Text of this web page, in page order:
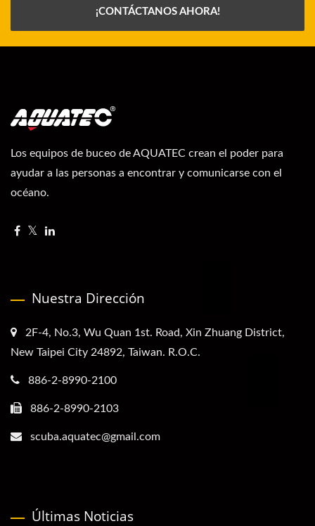
¡CONTÁCTANOS AHORA!
Los equipos de buceo de AQUATEC crean el poder para
ayudar a las personas a encontrar y comunicarse con el
océano.
Nuestra Dirección
2F-4, No.3, Wu Quan 1st. Road, Xin Zhuang District,
New Taipei City 24892, Taiwan. R.O.C.
886-2-8990-2100
886-2-8990-2103
scuba.aquatec@gmail.com
Últimas Noticias